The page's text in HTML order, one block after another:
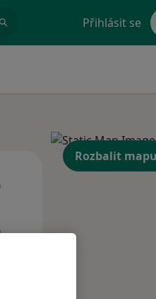
Přihlásit se
Čt
Rozbalit mapu